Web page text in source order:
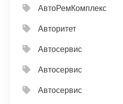
АвтоРемКомплекс
Авторитет
Автосервис
Автосервис
Автосервис